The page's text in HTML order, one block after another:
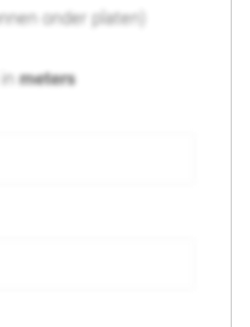
onder platen)
inmeters